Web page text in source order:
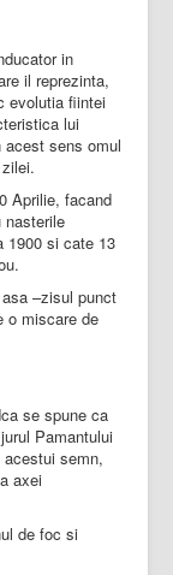
Berbec
in
il reprezinta,
evolutia fiintei
lui
sens omul
Aprilie, facand
nasterile
1900 si cate 13
–zisul punct
o miscare de
se spune ca
Pamantului
semn,
axei
de foc si